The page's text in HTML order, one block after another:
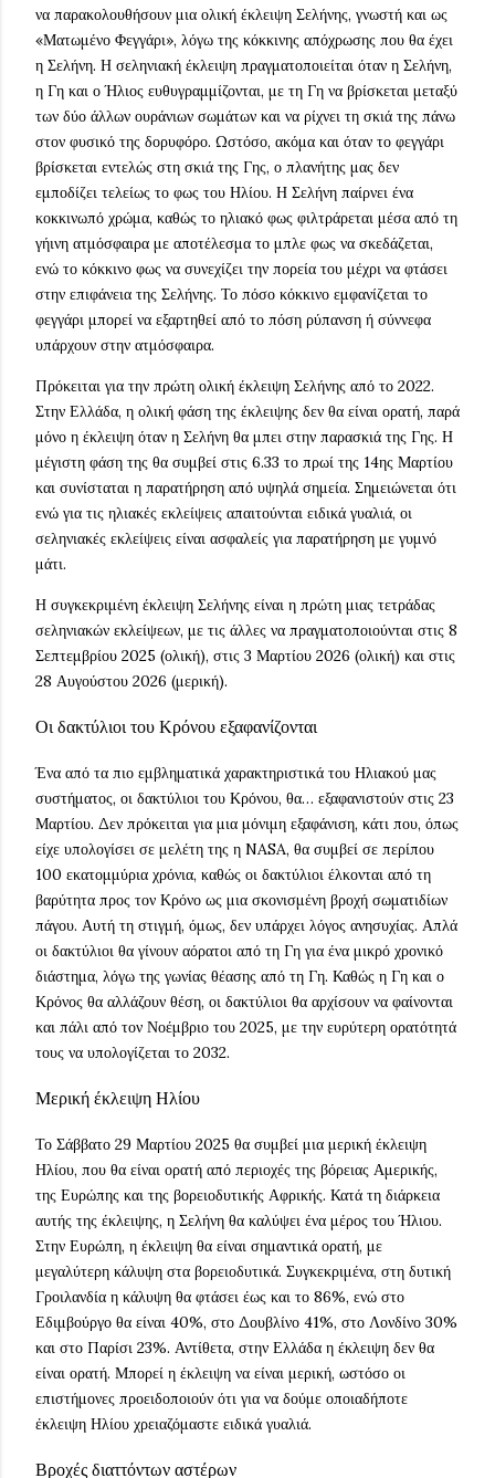
να παρακολουθήσουν μια ολική έκλειψη Σελήνης, γνωστή και ως
«Ματωμένο Φεγγάρι», λόγω της κόκκινης απόχρωσης που θα έχει
η Σελήνη. Η σεληνιακή έκλειψη πραγματοποιείται όταν η Σελήνη,
η Γη και ο Ήλιος ευθυγραμμίζονται, με τη Γη να βρίσκεται μεταξύ
των δύο άλλων ουράνιων σωμάτων και να ρίχνει τη σκιά της πάνω
στον φυσικό της δορυφόρο. Ωστόσο, ακόμα και όταν το φεγγάρι
βρίσκεται εντελώς στη σκιά της Γης, ο πλανήτης μας δεν
εμποδίζει τελείως το φως του Ηλίου. Η Σελήνη παίρνει ένα
κοκκινωπό χρώμα, καθώς το ηλιακό φως φιλτράρεται μέσα από τη
γήινη ατμόσφαιρα με αποτέλεσμα το μπλε φως να σκεδάζεται,
ενώ το κόκκινο φως να συνεχίζει την πορεία του μέχρι να φτάσει
στην επιφάνεια της Σελήνης. Το πόσο κόκκινο εμφανίζεται το
φεγγάρι μπορεί να εξαρτηθεί από το πόση ρύπανση ή σύννεφα
υπάρχουν στην ατμόσφαιρα.
Πρόκειται για την πρώτη ολική έκλειψη Σελήνης από το 2022.
Στην Ελλάδα, η ολική φάση της έκλειψης δεν θα είναι ορατή, παρά
μόνο η έκλειψη όταν η Σελήνη θα μπει στην παρασκιά της Γης. Η
μέγιστη φάση της θα συμβεί στις 6.33 το πρωί της 14ης Μαρτίου
και συνίσταται η παρατήρηση από υψηλά σημεία. Σημειώνεται ότι
ενώ για τις ηλιακές εκλείψεις απαιτούνται ειδικά γυαλιά, οι
σεληνιακές εκλείψεις είναι ασφαλείς για παρατήρηση με γυμνό
μάτι.
Η συγκεκριμένη έκλειψη Σελήνης είναι η πρώτη μιας τετράδας
σεληνιακών εκλείψεων, με τις άλλες να πραγματοποιούνται στις 8
Σεπτεμβρίου 2025 (ολική), στις 3 Μαρτίου 2026 (ολική) και στις
28 Αυγούστου 2026 (μερική).
Οι δακτύλιοι του Κρόνου εξαφανίζονται
Ένα από τα πιο εμβληματικά χαρακτηριστικά του Ηλιακού μας
συστήματος, οι δακτύλιοι του Κρόνου, θα… εξαφανιστούν στις 23
Μαρτίου. Δεν πρόκειται για μια μόνιμη εξαφάνιση, κάτι που, όπως
είχε υπολογίσει σε μελέτη της η NASA, θα συμβεί σε περίπου
100 εκατομμύρια χρόνια, καθώς οι δακτύλιοι έλκονται από τη
βαρύτητα προς τον Κρόνο ως μια σκονισμένη βροχή σωματιδίων
πάγου. Αυτή τη στιγμή, όμως, δεν υπάρχει λόγος ανησυχίας. Απλά
οι δακτύλιοι θα γίνουν αόρατοι από τη Γη για ένα μικρό χρονικό
διάστημα, λόγω της γωνίας θέασης από τη Γη. Καθώς η Γη και ο
Κρόνος θα αλλάζουν θέση, οι δακτύλιοι θα αρχίσουν να φαίνονται
και πάλι από τον Νοέμβριο του 2025, με την ευρύτερη ορατότητά
τους να υπολογίζεται το 2032.
Μερική έκλειψη Ηλίου
Το Σάββατο 29 Μαρτίου 2025 θα συμβεί μια μερική έκλειψη
Ηλίου, που θα είναι ορατή από περιοχές της βόρειας Αμερικής,
της Ευρώπης και της βορειοδυτικής Αφρικής. Κατά τη διάρκεια
αυτής της έκλειψης, η Σελήνη θα καλύψει ένα μέρος του Ήλιου.
Στην Ευρώπη, η έκλειψη θα είναι σημαντικά ορατή, με
μεγαλύτερη κάλυψη στα βορειοδυτικά. Συγκεκριμένα, στη δυτική
Γροιλανδία η κάλυψη θα φτάσει έως και το 86%, ενώ στο
Εδιμβούργο θα είναι 40%, στο Δουβλίνο 41%, στο Λονδίνο 30%
και στο Παρίσι 23%. Αντίθετα, στην Ελλάδα η έκλειψη δεν θα
είναι ορατή. Μπορεί η έκλειψη να είναι μερική, ωστόσο οι
επιστήμονες προειδοποιούν ότι για να δούμε οποιαδήποτε
έκλειψη Ηλίου χρειαζόμαστε ειδικά γυαλιά.
Βροχές διαττόντων αστέρων